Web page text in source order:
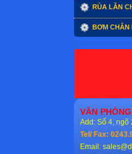
RÙA LĂN
BƠM CHÂN
VĂN
Add: Số 4, ngõ
Tel/ Fax:
Email: